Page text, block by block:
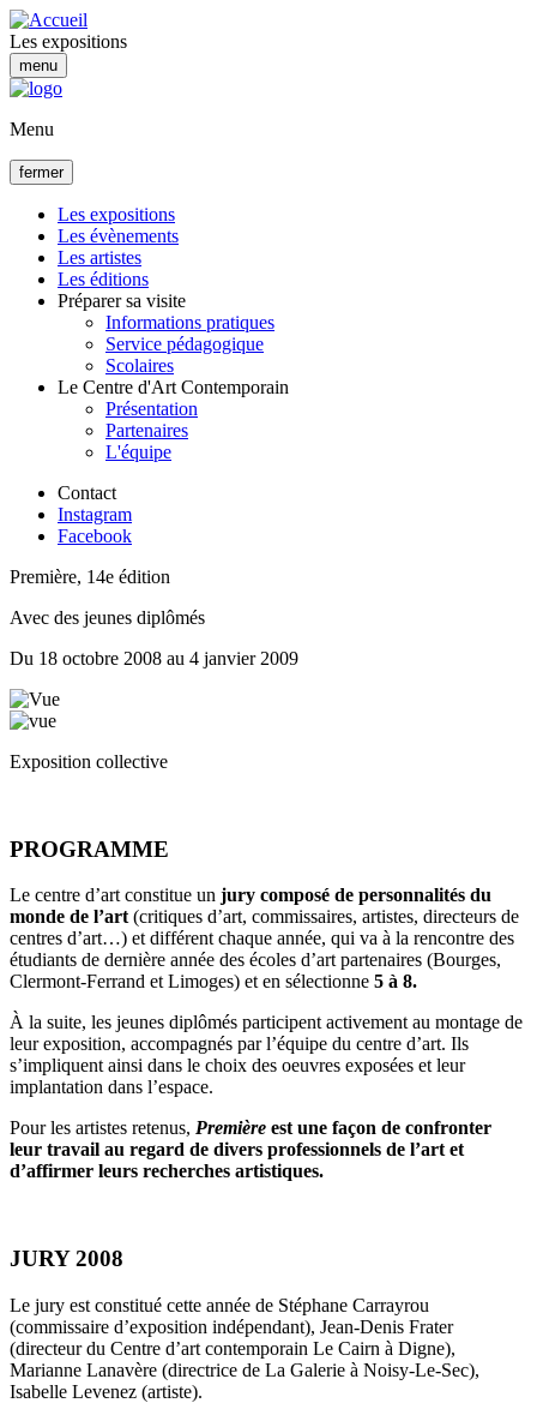
Aller
au
contenu
principal
Les expositions
menu
Menu
fermer
Navigation
principale
Les expositions
Les évènements
Les artistes
Les éditions
Préparer sa visite
Informations pratiques
Service pédagogique
Scolaires
Le Centre d'Art Contemporain
Présentation
Partenaires
L'équipe
Contact
Instagram
Facebook
Première, 14e édition
Avec des jeunes diplômés
Du 18 octobre 2008 au 4 janvier 2009
Exposition collective
PROGRAMME
Le centre d’art constitue un jury composé de personnalités du
monde de l’art(critiques d’art, commissaires, artistes, directeurs de
centres d’art…) et différent chaque année, qui va à la rencontre des
étudiants de dernière année des écoles d’art partenaires (Bourges,
Clermont-Ferrand et Limoges) et en sélectionne 5 à 8.
À la suite, les jeunes diplômés participent activement au montage de
leur exposition, accompagnés par l’équipe du centre d’art. Ils
s’impliquent ainsi dans le choix des oeuvres exposées et leur
implantation dans l’espace.
Pour les artistes retenus, Première est une façon de confronter
leur travail au regard de divers professionnels de l’art et
d’affirmer leurs recherches artistiques.
JURY 2008
Le jury est constitué cette année de Stéphane Carrayrou
(commissaire d’exposition indépendant), Jean-Denis Frater
(directeur du Centre d’art contemporain Le Cairn à Digne),
Marianne Lanavère (directrice de La Galerie à Noisy-Le-Sec),
Isabelle Levenez (artiste).